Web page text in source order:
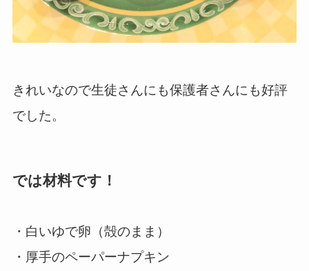
きれいなので生徒さんにも保護者さんにも好評
でした。
では材料です！
・白いゆで卵（殻のまま）
・厚手のペーパーナプキン